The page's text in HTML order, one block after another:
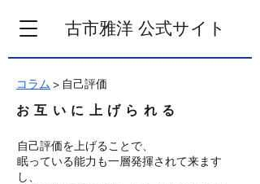
​古市雅洋 公式サイト
コラム > 自己評価
お互いに上げられる
自己評価を上げることで、
眠っている能力も一層発揮されて来ます
し、